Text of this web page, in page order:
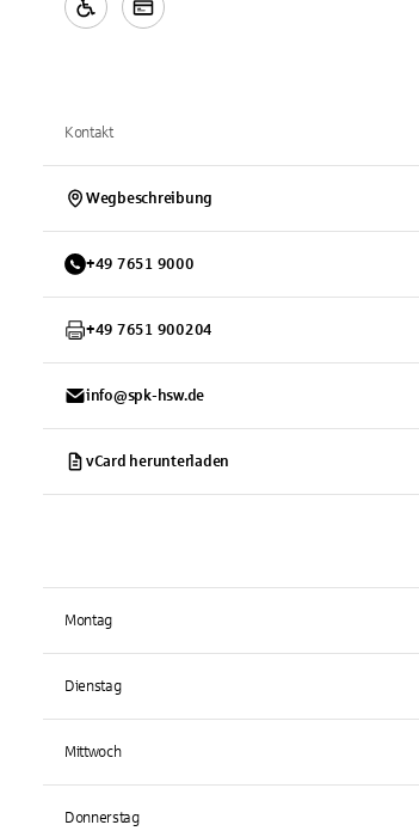
Kontakt
Wegbeschreibung
+49 7651 9000
+49 7651 900204
info@spk-hsw.de
vCard herunterladen
Montag
Dienstag
Mittwoch
Donnerstag